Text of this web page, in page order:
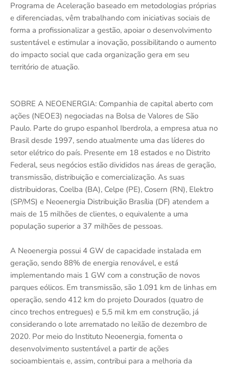
Programa de Aceleração baseado em metodologias próprias
e diferenciadas, vêm trabalhando com iniciativas sociais de
forma a profissionalizar a gestão, apoiar o desenvolvimento
sustentável e estimular a inovação, possibilitando o aumento
do impacto social que cada organização gera em seu
território de atuação.
SOBRE A NEOENERGIA: Companhia de capital aberto com
ações (NEOE3) negociadas na Bolsa de Valores de São
Paulo. Parte do grupo espanhol Iberdrola, a empresa atua no
Brasil desde 1997, sendo atualmente uma das líderes do
setor elétrico do país. Presente em 18 estados e no Distrito
Federal, seus negócios estão divididos nas áreas de geração,
transmissão, distribuição e comercialização. As suas
distribuidoras, Coelba (BA), Celpe (PE), Cosern (RN), Elektro
(SP/MS) e Neoenergia Distribuição Brasília (DF) atendem a
mais de 15 milhões de clientes, o equivalente a uma
população superior a 37 milhões de pessoas.
A Neoenergia possui 4 GW de capacidade instalada em
geração, sendo 88% de energia renovável, e está
implementando mais 1 GW com a construção de novos
parques eólicos. Em transmissão, são 1.091 km de linhas em
operação, sendo 412 km do projeto Dourados (quatro de
cinco trechos entregues) e 5,5 mil km em construção, já
considerando o lote arrematado no leilão de dezembro de
2020. Por meio do Instituto Neoenergia, fomenta o
desenvolvimento sustentável a partir de ações
socioambientais e, assim, contribui para a melhoria da